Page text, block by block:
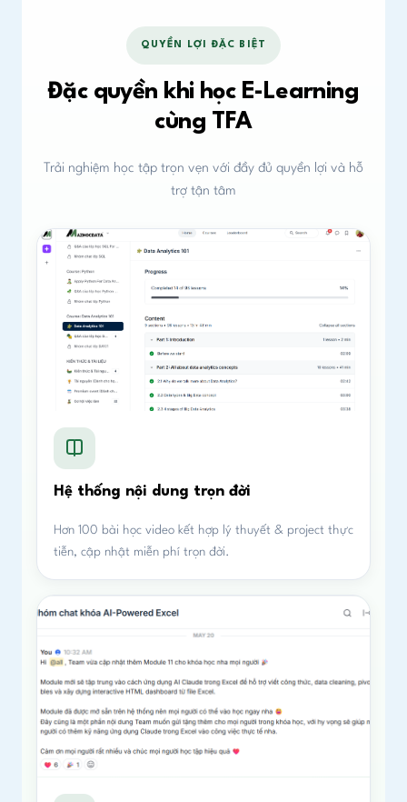
QUYỀN LỢI ĐẶC BIỆT
Đặc quyền khi học E-Learning
cùng TFA
Trải nghiệm học tập trọn vẹn với đầy đủ quyền lợi và hỗ
trợ tận tâm
Hệ thống nội dung trọn đời
Hơn 100 bài học video kết hợp lý thuyết & project thực
tiễn, cập nhật miễn phí trọn đời.